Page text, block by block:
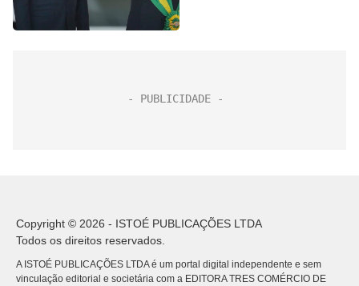
Copyright © 2026 - ISTOÉ PUBLICAÇÕES LTDA
Todos os direitos reservados.
A ISTOÉ PUBLICAÇÕES LTDA é um portal digital independente e sem
vinculação editorial e societária com a EDITORA TRES COMÉRCIO DE